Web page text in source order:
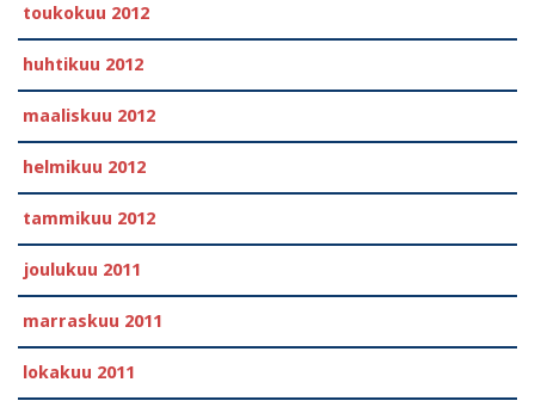
toukokuu 2012
huhtikuu 2012
maaliskuu 2012
helmikuu 2012
tammikuu 2012
joulukuu 2011
marraskuu 2011
lokakuu 2011